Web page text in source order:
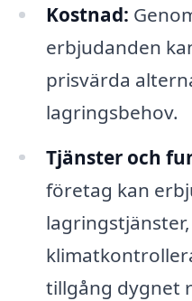
Kostnad:
erbjudanden
prisvärda
lagringsbehov.
Tjänster och
företag kan
tillgång dygnet